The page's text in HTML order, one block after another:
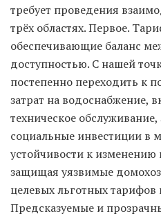
требует проведения
трёх областях. Первое.
обеспечивающие баланс
доступностью. С нашей
постепенно переходить к
затрат на водоснабжение,
техническое
социальные инвестиции
устойчивости к
защищая уязвимые
целевых льготных
Предсказуемые и